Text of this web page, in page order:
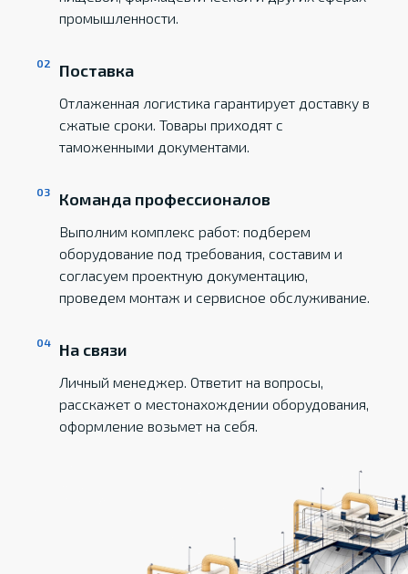
промышленности.
Поставка
Отлаженная логистика гарантирует доставку в
сжатые сроки. Товары приходят с
таможенными документами.
Команда профессионалов
Выполним комплекс работ: подберем
оборудование под требования, составим и
согласуем проектную документацию,
проведем монтаж и сервисное обслуживание.
На связи
Личный менеджер. Ответит на вопросы,
расскажет о местонахождении оборудования,
оформление возьмет на себя.